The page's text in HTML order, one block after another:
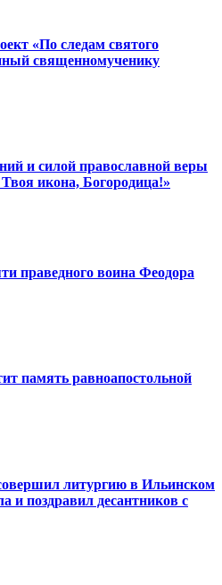
«По следам святого
священномученику
и силой православной веры
икона, Богородица!»
праведного воина Феодора
память равноапостольной
литургию в Ильинском
и поздравил десантников с